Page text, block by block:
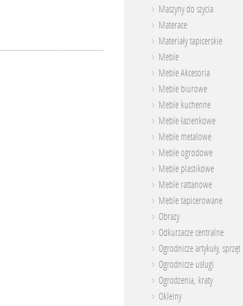
Maszyny do szycia
Materace
Materiały tapicerskie
Meble
Meble Akcesoria
Meble biurowe
Meble kuchenne
Meble łazienkowe
Meble metalowe
Meble ogrodowe
Meble plastikowe
Meble rattanowe
Meble tapicerowane
Obrazy
Odkurzacze centralne
Ogrodnicze artykuły, sprzęt
Ogrodnicze usługi
Ogrodzenia, kraty
Okleiny